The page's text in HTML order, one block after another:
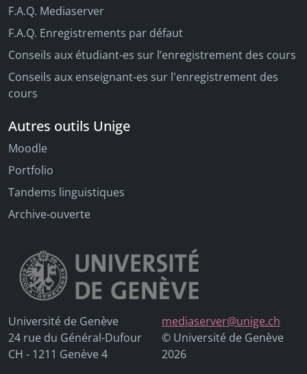
F.A.Q. Mediaserver
F.A.Q. Enregistrements par défaut
Conseils aux étudiant-es sur l’enregistrement des cours
Conseils aux enseignant-es sur l'enregistrement des
cours
Autres outils Unige
Moodle
Portfolio
Tandems linguistiques
Archive-ouverte
Université de Genève
24 rue du Général-Dufour
CH - 1211 Genève 4
mediaserver@unige.ch
© Université de Genève
2026